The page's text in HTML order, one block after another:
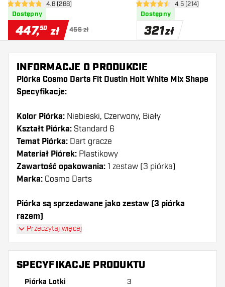
otwórz panel recenzji
4.8 gwiazdki oceny
4.8 (288)
Dostępny
447,50 zł 456 zł
otwórz panel
4.5 gwiazdki oceny
4.5 (214)
Dostępny
321zł
INFORMACJE O PRODUKCIE
Piórka Cosmo Darts Fit Dustin Holt White Mix Shape
Specyfikacje:
Kolor Piórka: Niebieski, Czerwony, Biały
Kształt Piórka: Standard 6
Temat Piórka: Dart gracze
Materiał Piórek: Plastikowy
Zawartość opakowania: 1 zestaw (3 piórka)
Marka: Cosmo Darts
Piórka są sprzedawane jako zestaw (3 piórka
razem)
Piórka Cosmo Darts Fit Dustin Holt White Mix Shape
mają długą żywotność. Te piórka mogą być używane
tylko z shafty Cosmo Fit.
Dartshopper tip!
Przeczytaj więcej
SPECYFIKACJE PRODUKTU
Piórka Lotki 3